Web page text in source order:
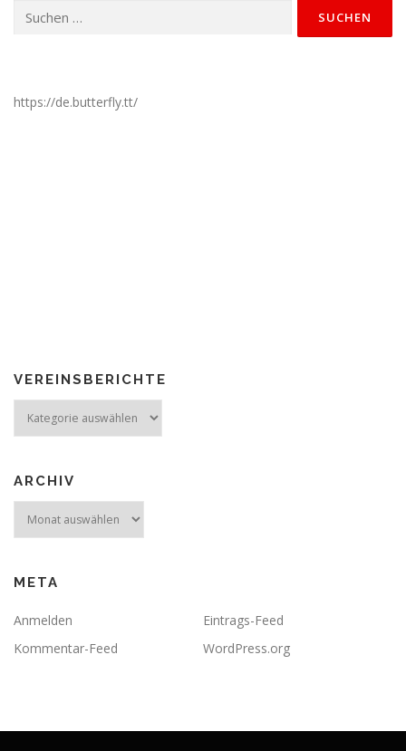
nach:
https://de.butterfly.tt/
VEREINSBERICHTE
ARCHIV
META
Anmelden
Eintrags-Feed
Kommentar-Feed
WordPress.org